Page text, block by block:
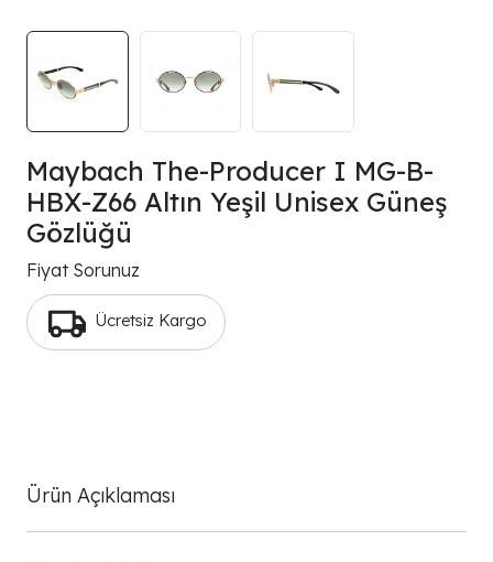
Maybach The-Producer I MG-B-
HBX-Z66 Altın Yeşil Unisex Güneş
Gözlüğü
Fiyat Sorunuz
Ücretsiz Kargo
Ürün Açıklaması